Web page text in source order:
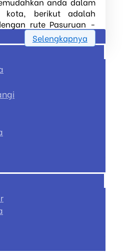
kota, berikut adalah
rute Pasuruan -
Selengkapnya